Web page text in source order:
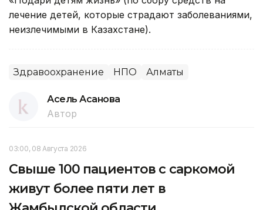
лечение детей, которые страдают заболеваниями,
неизлечимыми в Казахстане).
Здравоохранение НПО Алматы
Асель Асанова
Автор
03:00, 08 Августа 2026
Свыше 100 пациентов с саркомой
живут более пяти лет в